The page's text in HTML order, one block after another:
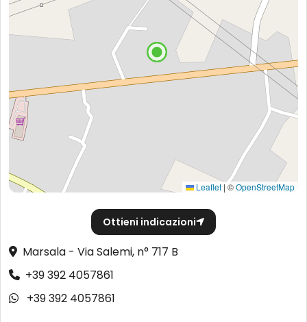
Leaflet | ©OpenStreetMap
Ottieni indicazioni
Marsala - Via Salemi, n° 717 B
+39 392 4057861
+39 392 4057861